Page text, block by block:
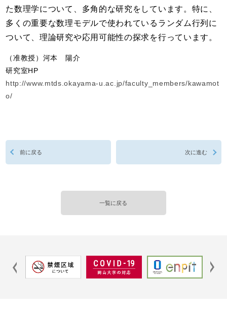
た数理学について、多角的な研究をしています。特に、
多くの重要な数理モデルで使われているランダム行列に
ついて、理論研究や応用可能性の探求を行っています。
（准教授）河本 陽介
研究室HP
http://www.mtds.okayama-u.ac.jp/faculty_members/kawamot
o/
前に戻る
一覧に戻る
次に進む